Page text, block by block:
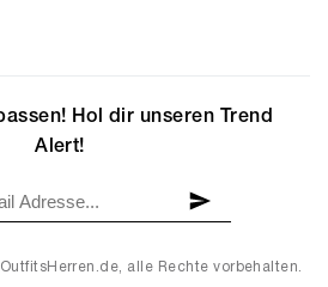
alle Rechte vorbehalten.
Hol dir unseren Trend
Alert!